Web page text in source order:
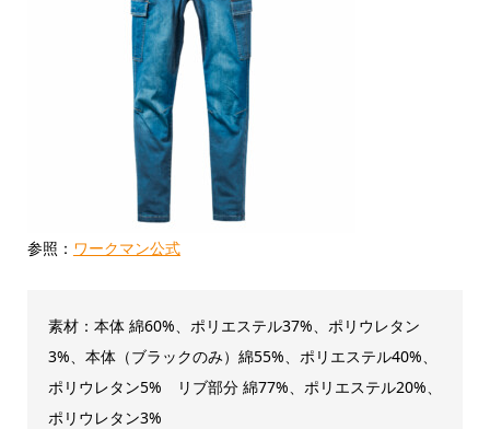
参照： ワークマン公式
素材：本体 綿60%、ポリエステル37%、ポリウレタン
3%、本体（ブラックのみ）綿55%、ポリエステル40%、
ポリウレタン5% リブ部分 綿77%、ポリエステル20%、
ポリウレタン3%